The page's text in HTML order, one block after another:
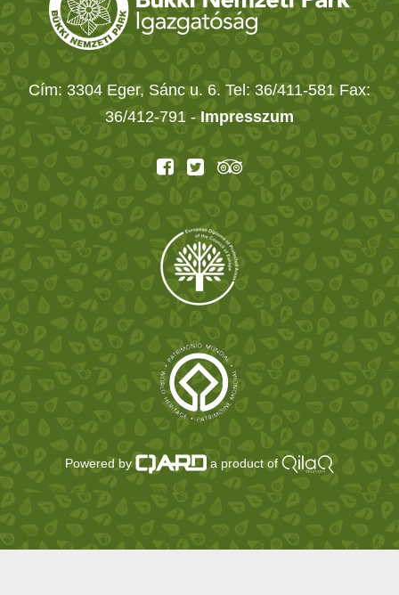
Cím: 3304 Eger, Sánc u. 6. Tel: 36/411-581 Fax:
36/412-791 - Impresszum
Powered by a product of